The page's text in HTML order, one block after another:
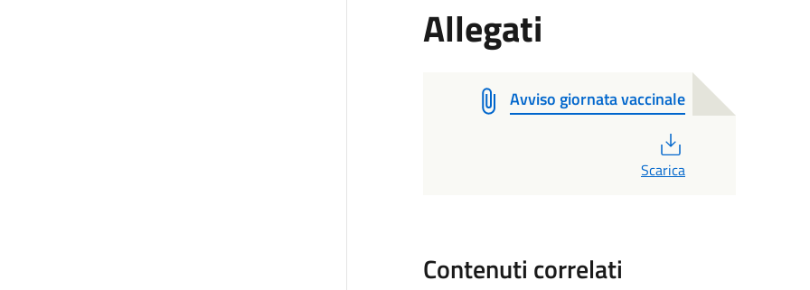
Allegati
Avviso giornata vaccinale
Scarica
Contenuti correlati